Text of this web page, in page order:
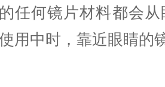
任何镜片材料都会
用中时， 靠近眼睛的